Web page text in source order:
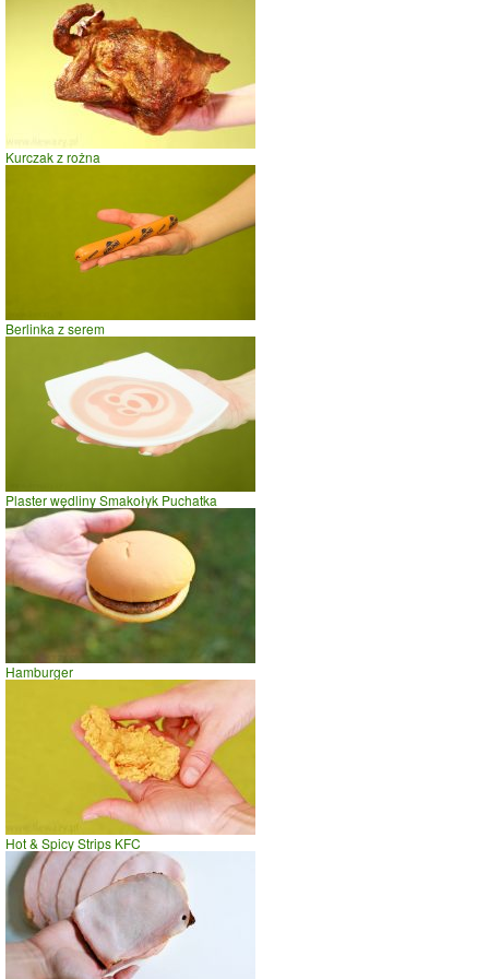
0
prasowanie
prowadzenie samochodu
Kurczak z rożna
Berlinka z serem
Plaster wędliny Smakołyk Puchatka
Hamburger
Hot & Spicy Strips KFC